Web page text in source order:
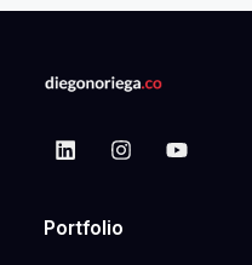
Portfolio